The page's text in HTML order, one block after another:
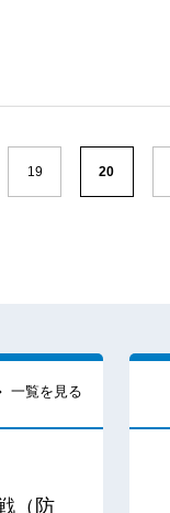
19 20
一覧を見る
（防